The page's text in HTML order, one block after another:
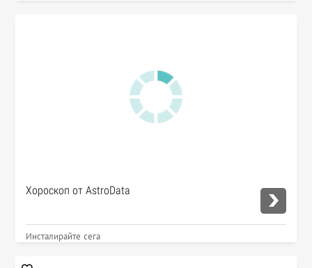
Хороскоп от AstroData
Инсталирайте сега